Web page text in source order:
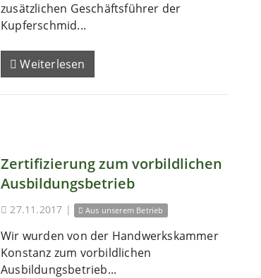
zusätzlichen Geschäftsführer der
Kupferschmid...
Weiterlesen
Zertifizierung zum vorbildlichen
Ausbildungsbetrieb
27.11.2017 | Aus unserem Betrieb
Wir wurden von der Handwerkskammer
Konstanz zum vorbildlichen
Ausbildungsbetrieb...